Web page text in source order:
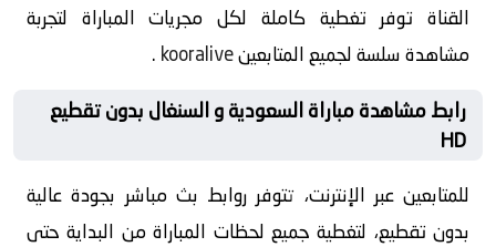
القناة توفر تغطية كاملة لكل مجريات المباراة لتجربة
مشاهدة سلسة لجميع المتابعينkooralive
.
رابط مشاهدة مباراة السعودية و السنغال بدون تقطيع
HD
للمتابعين عبر الإنترنت، تتوفر روابط بث مباشر بجودة عالية
بدون تقطيع، لتغطية جميع لحظات المباراة من البداية حتى